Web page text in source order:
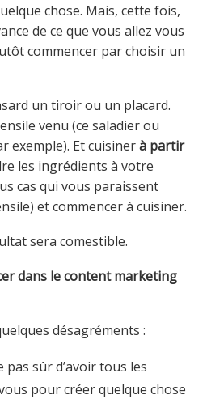
chose. Mais, cette fois,
de ce que vous allez vous
commencer par choisir un
un tiroir ou un placard.
venu (ce saladier ou
exemple). Et cuisinerà partir
les ingrédients à votre
cas qui vous paraissent
et commencer à cuisiner.
sera comestible.
dans le content marketing
désagréments :
pas sûr d’avoir tous les
pour créer quelque chose